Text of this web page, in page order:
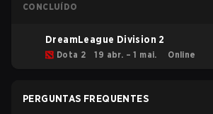
CONCLUÍDO
DreamLeague Division 2
Dota 2 19 abr. – 1 mai. Online
PERGUNTAS FREQUENTES